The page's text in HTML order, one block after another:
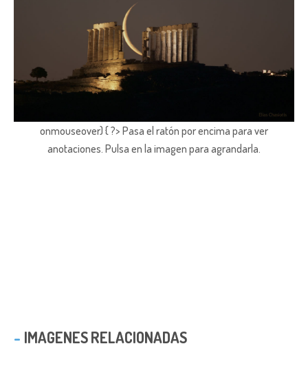
onmouseover) { ?> Pasa el ratón por encima para ver
anotaciones. Pulsa en la imagen para agrandarla.
IMAGENES RELACIONADAS